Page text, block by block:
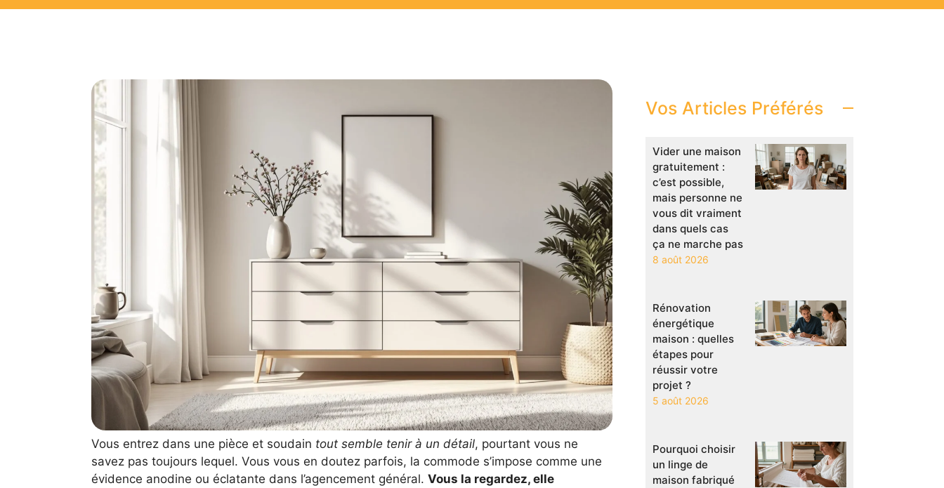
Vous entrez dans une pièce et soudain tout semble tenir à un détail, pourtant vous ne
savez pas toujours lequel. Vous vous en doutez parfois, la commode s’impose comme une
évidence anodine ou éclatante dans l’agencement général. Vous la regardez, elle
Vos Articles Préférés
Vider une maison
gratuitement :
c’est possible,
mais personne ne
vous dit vraiment
dans quels cas
ça ne marche pas
8 août 2026
Rénovation
énergétique
maison : quelles
étapes pour
réussir votre
projet ?
5 août 2026
Pourquoi choisir
un linge de
maison fabriqué